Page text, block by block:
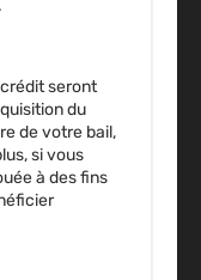
seront
du
de votre bail,
si vous
à des fins